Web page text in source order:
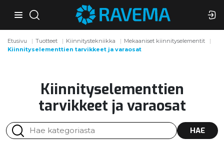
Etusivu Tuotteet Kiinnitystekniikka
Mekaaniset kiinnityselementit
Kiinnityselementtien tarvikkeet ja varaosat
Kiinnityselementtien
tarvikkeet ja varaosat
HAE